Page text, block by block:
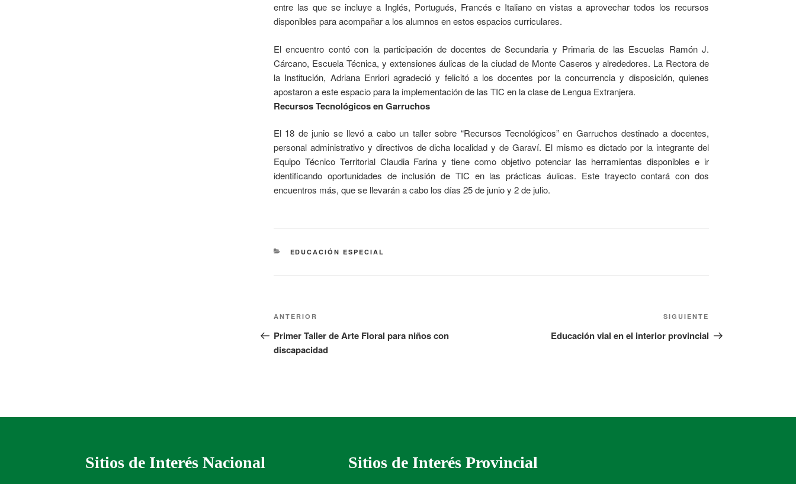
entre las que se incluye a Inglés, Portugués, Francés e Italiano en vistas a aprovechar todos los recursos
disponibles para acompañar a los alumnos en estos espacios curriculares.
El encuentro contó con la participación de docentes de Secundaria y Primaria de las Escuelas Ramón J.
Cárcano, Escuela Técnica, y extensiones áulicas de la ciudad de Monte Caseros y alrededores. La Rectora de
la Institución, Adriana Enriori agradeció y felicitó a los docentes por la concurrencia y disposición, quienes
apostaron a este espacio para la implementación de las TIC en la clase de Lengua Extranjera.
Recursos Tecnológicos en Garruchos
El 18 de junio se llevó a cabo un taller sobre “Recursos Tecnológicos” en Garruchos destinado a docentes,
personal administrativo y directivos de dicha localidad y de Garaví. El mismo es dictado por la integrante del
Equipo Técnico Territorial Claudia Farina y tiene como objetivo potenciar las herramientas disponibles e ir
identificando oportunidades de inclusión de TIC en las prácticas áulicas. Este trayecto contará con dos
encuentros más, que se llevarán a cabo los días 25 de junio y 2 de julio.
EDUCACIÓN ESPECIAL
ANTERIOR
Primer Taller de Arte Floral para niños con
discapacidad
SIGUIENTE
Educación vial en el interior provincial
Sitios de Interés Nacional Sitios de Interés Provincial